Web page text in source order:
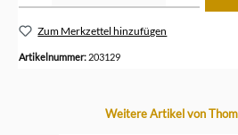
Zum Merkzettel hinzufügen
Artikelnummer: 203129
Produktgalerie überspringen
Weitere Artikel von